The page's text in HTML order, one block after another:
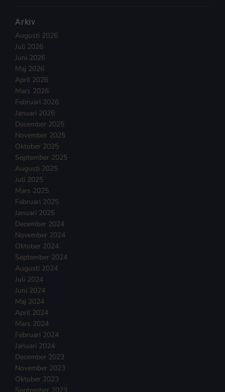
Arkiv
Augusti 2026
Juli 2026
Juni 2026
Maj 2026
April 2026
Mars 2026
Februari 2026
Januari 2026
December 2025
November 2025
Oktober 2025
September 2025
Augusti 2025
Juli 2025
Mars 2025
Februari 2025
Januari 2025
December 2024
November 2024
Oktober 2024
September 2024
Augusti 2024
Juli 2024
Juni 2024
Maj 2024
April 2024
Mars 2024
Februari 2024
Januari 2024
December 2023
November 2023
Oktober 2023